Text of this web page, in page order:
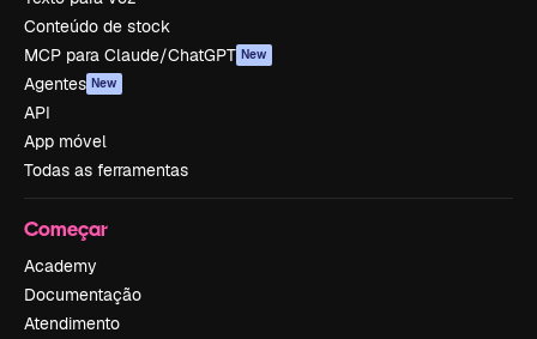
Conteúdo de stock
MCP para Claude/ChatGPT New
Agentes New
API
App móvel
Todas as ferramentas
Começar
Academy
Documentação
Atendimento